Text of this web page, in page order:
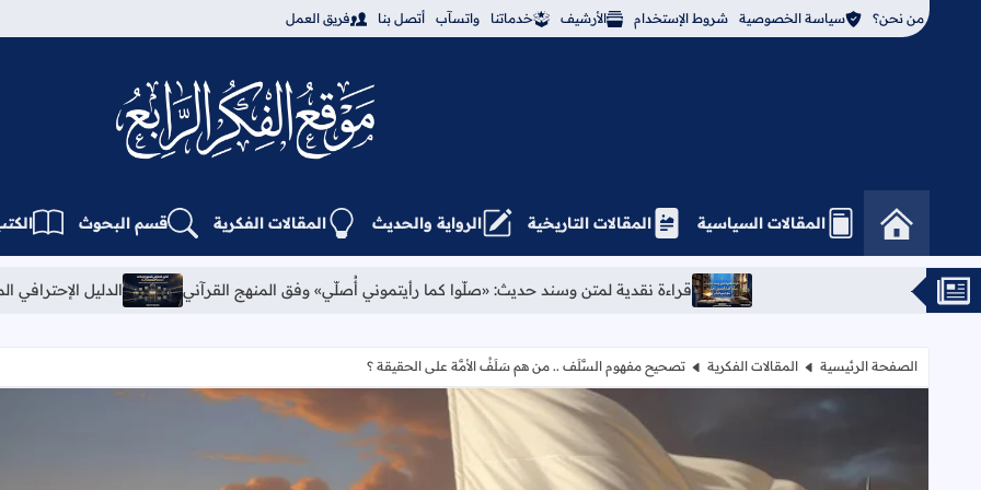
من نحن؟ سياسة الخصوصية شروط الإستخدام الأرشيف خدماتنا واتسآب أتصل بنا فريق العمل
مركز الفكر الرابع
المقالات السياسية المقالات التاريخية الرواية والحديث المقالات الفكرية قسم البحوث
قراءة نقدية لمتن وسند حديث: «صلّوا كما رأيتموني أُصلّي» وفق المنهج القرآني الدليل الإحترافي المصور لإعدادات كامرة DJI Osmo Pocket4
الصفحة الرئيسية المقالات الفكرية تصحيح مفهوم السَّلَف .. من هم سَلَفُ الأمَّة على الحقيقة ؟